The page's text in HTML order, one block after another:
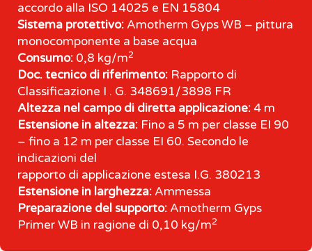
accordo alla ISO 14025 e EN 15804
Sistema protettivo: Amotherm Gyps WB – pittura
monocomponente a base acqua
Consumo: 0,8 kg/m2
Doc. tecnico di riferimento: Rapporto di
Classificazione I . G. 348691/3898 FR
Altezza nel campo di diretta applicazione:4 m
Estensione in altezza: Fino a 5 m per classe EI 90
– fino a 12 m per classe EI 60. Secondo le
indicazioni del
rapporto di applicazione estesa I.G. 380213
Estensione in larghezza: Ammessa
Preparazione del supporto: Amotherm Gyps
Primer WB in ragione di 0,10 kg/m2